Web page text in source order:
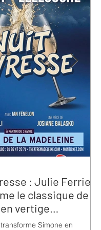
: Julie Ferrier
le classique de
vertige
Simone en